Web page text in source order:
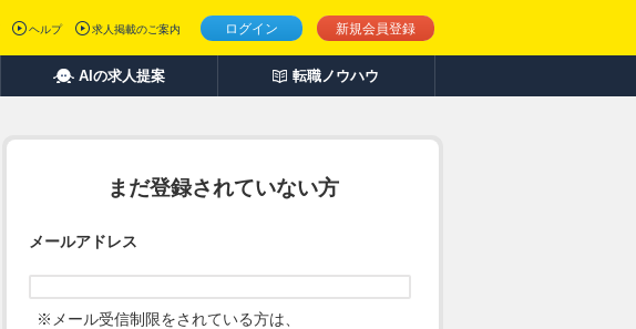
ログイン 新規会員登録
ヘルプ 求人掲載のご案内
AIの求人提案 転職ノウハウ
まだ登録されていない方
メールアドレス
※メール受信制限をされている方は、